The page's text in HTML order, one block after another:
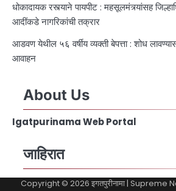
धोकादायक रस्त्याने पायपीट : महसूलमंत्र्यांसह
आदींकडे नागरिकांची तक्रार
आडवण येथील ५६ वर्षीय व्यक्ती बेपत्ता : शोध
आवाहन
About Us
Igatpurinama Web Portal
जाहिरात
Copyright © 2026 इगतपुरीनामा| Supreme